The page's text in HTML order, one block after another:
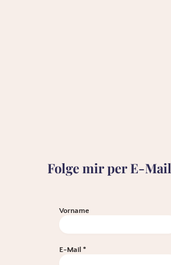
Folge mir per E-Mail
Vorname
E-Mail *